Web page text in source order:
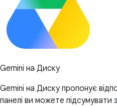
Gemini на Диску
Gemini на Диску пропонує
панелі ви можете підсумувати